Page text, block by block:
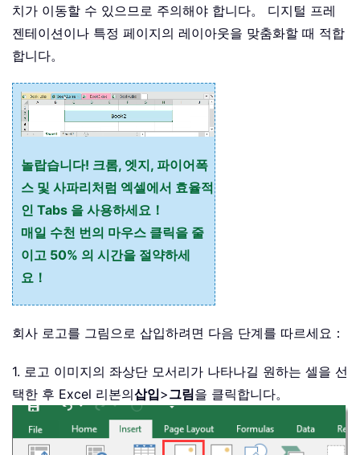
치가 이동할 수 있으므로 주의해야 합니다。 디지털 프레
젠테이션이나 특정 페이지의 레이아웃을 맞춤화할 때 적합
합니다。
놀랍습니다! 크롬, 엣지, 파이어폭
스 및 사파리처럼 엑셀에서 효율적
인 Tabs 을 사용하세요！
매일 수천 번의 마우스 클릭을 줄
이고 50% 의 시간을 절약하세
요！
회사 로고를 그림으로 삽입하려면 다음 단계를 따르세요：
1. 로고 이미지의 좌상단 모서리가 나타나길 원하는 셀을 선
택한 후 Excel 리본의삽입>그림을 클릭합니다。